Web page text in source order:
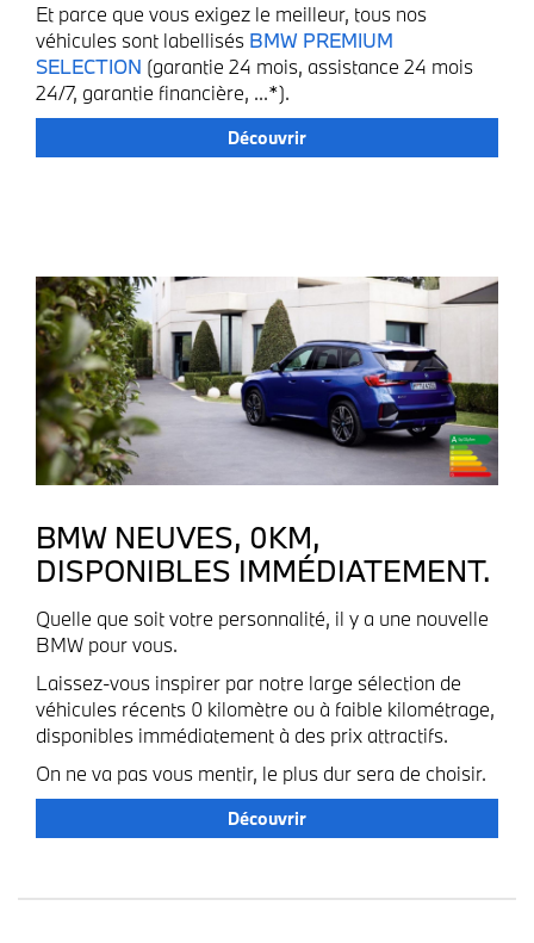
Et parce que vous exigez le meilleur, tous nos
véhicules sont labellisés BMW PREMIUM
SELECTION (garantie 24 mois, assistance 24 mois
24/7, garantie financière, ...*).
Découvrir
BMW NEUVES, 0KM,
DISPONIBLES IMMÉDIATEMENT.
Quelle que soit votre personnalité, il y a une nouvelle
BMW pour vous.
Laissez-vous inspirer par notre large sélection de
véhicules récents 0 kilomètre ou à faible kilométrage,
disponibles immédiatement à des prix attractifs.
On ne va pas vous mentir, le plus dur sera de choisir.
Découvrir